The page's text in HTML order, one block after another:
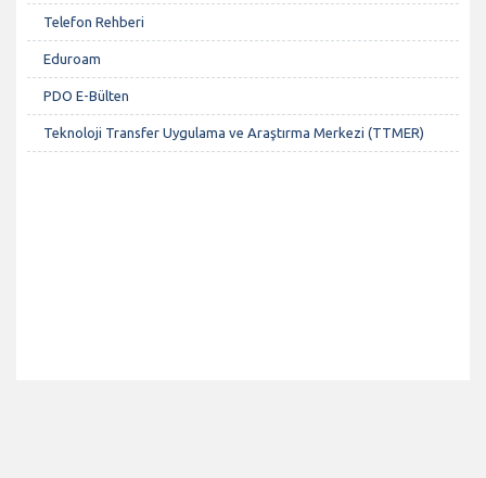
Telefon Rehberi
Eduroam
PDO E-Bülten
Teknoloji Transfer Uygulama ve Araştırma Merkezi (TTMER)